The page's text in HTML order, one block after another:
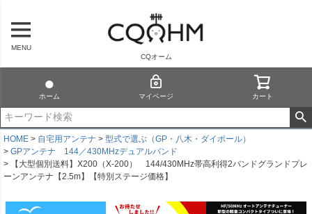
MENU
CQオーム
ホーム マイページ カート
HOME 自宅用アンテナ
型式で選ぶ（GP・八木・ダイポール）
GPアンテナ 144／430MHzデュアルバンド
【大型個別送料】X200（X-200） 144/430MHz帯高利得2バンドグランドプレ
ーンアンテナ【2.5m】【特別ステージ価格】